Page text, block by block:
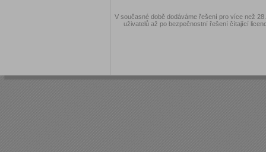
V současné době dodáváme řešení pro více než
uživatelů až po bezpečnostní řešení čítající